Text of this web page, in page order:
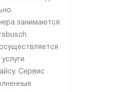
занимаются
Сервис